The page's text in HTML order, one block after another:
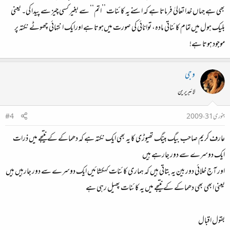
بھی ہے جہاں خدا تعالیٰ فرماتا ہے کہ اسنے یہ کائنات ’’اتم‘‘ سے بغیر کسی چیز سے پیدا کی۔ یعنی
بلیک ہول میں‌تمام کائناتی مادہ، توانائی کی صورت میں‌ہوتا ہے اورایک انتہائی چھوٹے نکتہ پر
موجود ہوتا ہے!
وجی
لائبریرین
جنوری 31، 2009
#4
عارف کریم صاحب بیگ بینگ تھیوڑی کا یہ بھی ایک نکتہ ہے کہ دھماکے کے نتیجے میں ذرات
ایک دوسرے سے دور جارہے ہیں
اور آج خلائی دور بین یہ بتاتی ہیں کہ ہماری کائنات کہکشائیں ایک دوسرے سے دور جارہیں ہیں
یعنی ابھی بھی دھماکے کے نتیجے میں یہ کائنات پھیل رہی ہے
بقول اقبال